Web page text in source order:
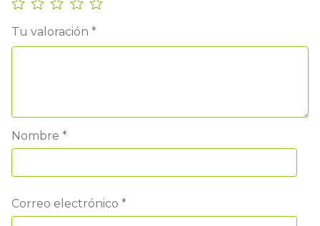
Tu valoración *
Nombre *
Correo electrónico *